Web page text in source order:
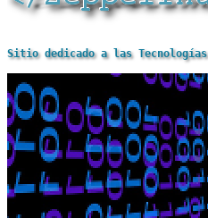
Sitio dedicado a las